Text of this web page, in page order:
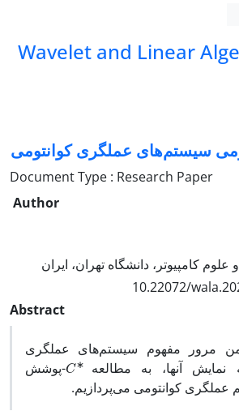
Wavelet and Linear
سیستم‌های عملگری کوانتومی
Document Type : Research Paper
Author
کامپیوتر، دانشگاه تهران، ایران
10.22072/
Abstract
مرور مفهوم سیستم‌های عملگری
نمایش آنها، به مطالعهC
∗ -پوشش
عملگری کوانتومی می‌پردازیم.